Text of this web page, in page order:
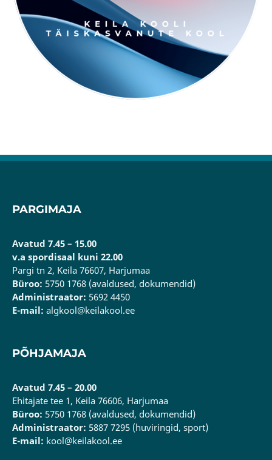
PARGIMAJA
Avatud 7.45 – 15.00
v.a spordisaal kuni 22.00
Pargi tn 2, Keila 76607, Harjumaa
Büroo: 5750 1768 (avaldused, dokumendid)
Administraator: 5692 4450
E-mail: algkool@keilakool.ee
PÕHJAMAJA
Avatud 7.45 – 20.00
Ehitajate tee 1, Keila 76606, Harjumaa
Büroo: 5750 1768 (avaldused, dokumendid)
Administraator: 5887 7295 (huviringid, sport)
E-mail: kool@keilakool.ee